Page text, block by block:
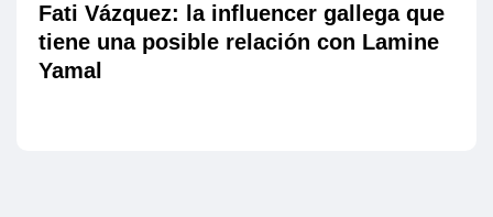
Fati Vázquez: la influencer gallega que
tiene una posible relación con Lamine
Yamal